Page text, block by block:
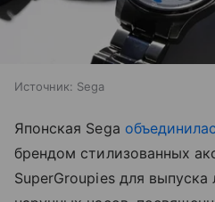
Источник: Sega
Японская Sega
брендом стилизованных
SuperGroupies для